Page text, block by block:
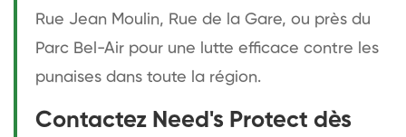
Rue Jean Moulin, Rue de la Gare, ou près du
Parc Bel-Air pour une lutte efficace contre les
punaises dans toute la région.
Contactez Need's Protect dès